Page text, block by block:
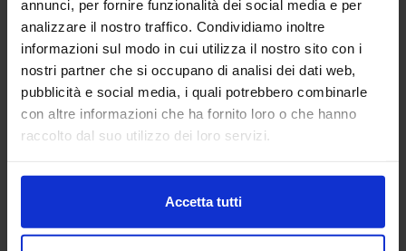
annunci, per fornire funzionalità dei social media e per
analizzare il nostro traffico. Condividiamo inoltre
informazioni sul modo in cui utilizza il nostro sito con i
nostri partner che si occupano di analisi dei dati web,
pubblicità e social media, i quali potrebbero combinarle
con altre informazioni che ha fornito loro o che hanno
raccolto dal suo utilizzo dei loro servizi.
Accetta tutti
Linea oro
Tenda Confezionata in Pizzo Penelope
Colori disponibili